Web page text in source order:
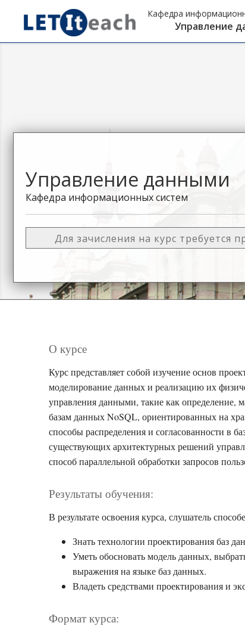
Кафедра
Управление
Управление данными
Кафедра информационных систем
Для зачисления на курс требуется
О курсе
Курс представляет собой изучение основ
моделирование данных и реализацию их
управления данными, такие как определение,
базам данных NoSQL, ориентированных на
способы распределения и согласованности в
существующих архитектурных решений
способ параллельной обработки запросов
Результаты обучения:
В результате освоения курса, слушатель
Знать технологии проектирования баз
Уметь обосновать модель данных,
выражения на языке баз данных.
Владеть средствами проектирования и
Формат курса: